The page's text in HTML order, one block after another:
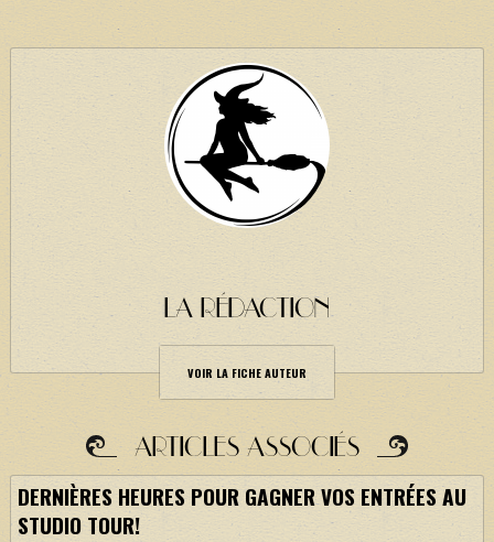
LA RÉDACTION
VOIR LA FICHE AUTEUR
ARTICLES ASSOCIÉS
DERNIÈRES HEURES POUR GAGNER VOS ENTRÉES AU
STUDIO TOUR!